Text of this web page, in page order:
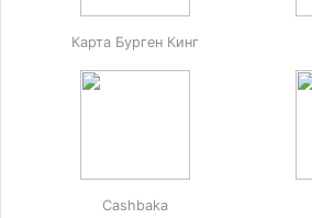
Карта Бурген Кинг
Cashbaka